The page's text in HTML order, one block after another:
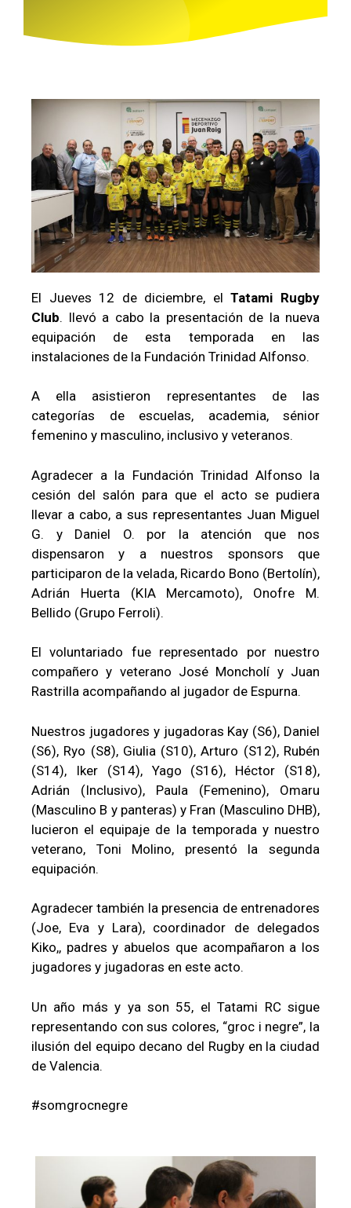
El Jueves 12 de diciembre, elTatami Rugby
Club. llevó a cabo la presentación de la nueva
equipación de esta temporada en las
instalaciones de la Fundación Trinidad Alfonso.
A ella asistieron representantes de las
categorías de escuelas, academia, sénior
femenino y masculino, inclusivo y veteranos.
Agradecer a la Fundación Trinidad Alfonso la
cesión del salón para que el acto se pudiera
llevar a cabo, a sus representantes Juan Miguel
G. y Daniel O. por la atención que nos
dispensaron y a nuestros sponsors que
participaron de la velada, Ricardo Bono (Bertolín),
Adrián Huerta (KIA Mercamoto), Onofre M.
Bellido (Grupo Ferroli).
El voluntariado fue representado por nuestro
compañero y veterano José Moncholí y Juan
Rastrilla acompañando al jugador de Espurna.
Nuestros jugadores y jugadoras Kay (S6), Daniel
(S6), Ryo (S8), Giulia (S10), Arturo (S12), Rubén
(S14), Iker (S14), Yago (S16), Héctor (S18),
Adrián (Inclusivo), Paula (Femenino), Omaru
(Masculino B y panteras) y Fran (Masculino DHB),
lucieron el equipaje de la temporada y nuestro
veterano, Toni Molino, presentó la segunda
equipación.
Agradecer también la presencia de entrenadores
(Joe, Eva y Lara), coordinador de delegados
Kiko,, padres y abuelos que acompañaron a los
jugadores y jugadoras en este acto.
Un año más y ya son 55, el Tatami RC sigue
representando con sus colores, “groc i negre”, la
ilusión del equipo decano del Rugby en la ciudad
de Valencia.
#somgrocnegre